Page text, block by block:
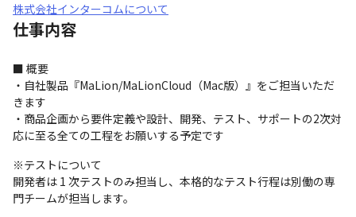
株式会社インターコムについて
仕事内容
■ 概要
・自社製品『MaLion/MaLionCloud（Mac版）』をご担当いただ
きます
・商品企画から要件定義や設計、開発、テスト、サポートの2次対
応に至る全ての工程をお願いする予定です
※テストについて
開発者は 1 次テストのみ担当し、本格的なテスト行程は別働の専
門チームが担当します。